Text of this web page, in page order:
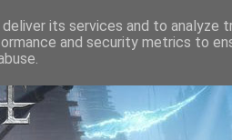
AGE II DRAGON AGE INQUISITION
its services and to analyze
and security metrics to